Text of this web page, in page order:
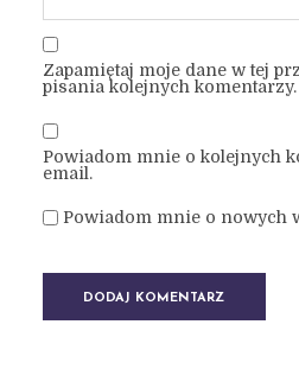
Zapamiętaj moje dane w tej
pisania kolejnych komentarzy.
Powiadom mnie o kolejnych
email.
Powiadom mnie o nowych